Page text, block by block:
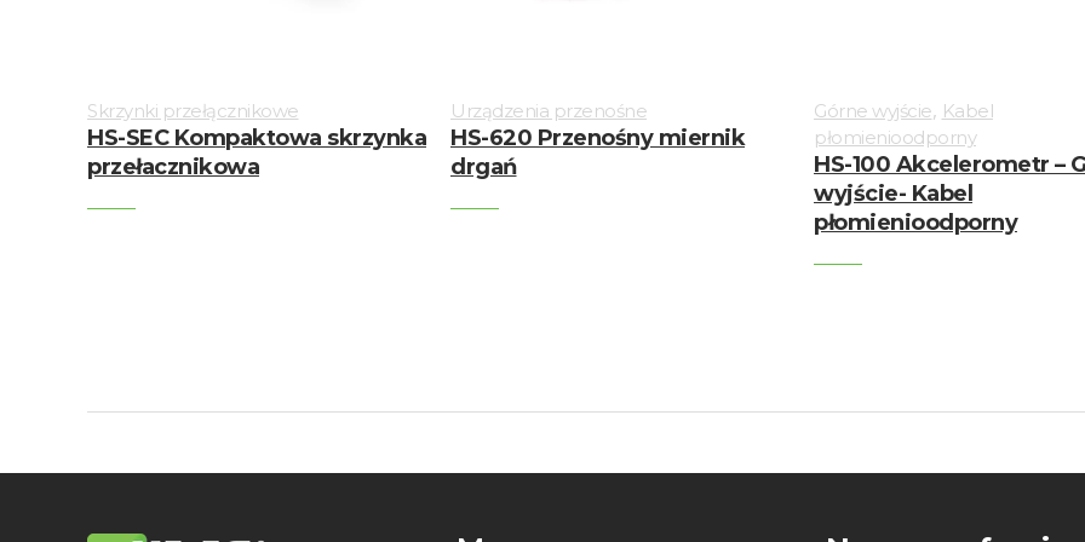
Skrzynki przełącznikowe
HS-SEC Kompaktowa skrzynka
przełacznikowa
Urządzenia przenośne
HS-620 Przenośny miernik
drgań
Górne wyjście, Kabel
płomienioodporny
HS-100 Akcelerometr –
wyjście- Kabel
płomienioodporny